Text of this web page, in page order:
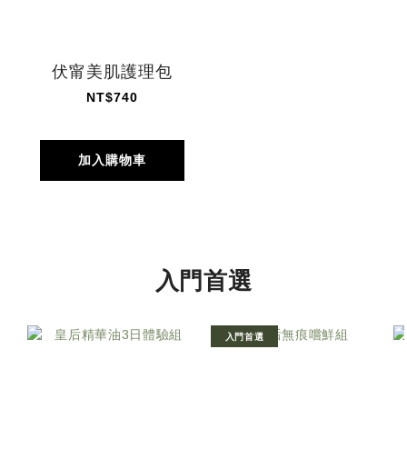
伏甯美肌護理包
NT$740
加入購物車
入門首選
入門首選